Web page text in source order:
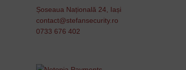
Șoseaua Națională 24, Iași
contact@stefansecurity.ro
0733 676 402